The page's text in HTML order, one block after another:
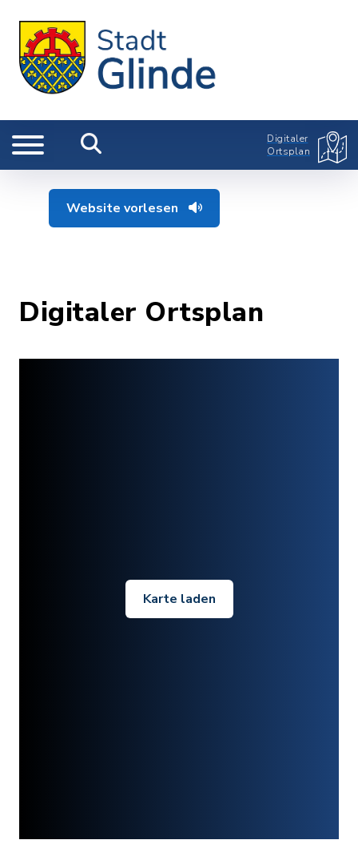
Digitaler
Ortsplan
Website vorlesen
Digitaler Ortsplan
Karte laden